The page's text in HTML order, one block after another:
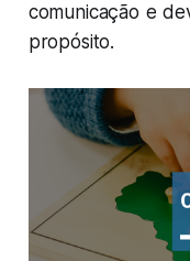
comunicação e
propósito.